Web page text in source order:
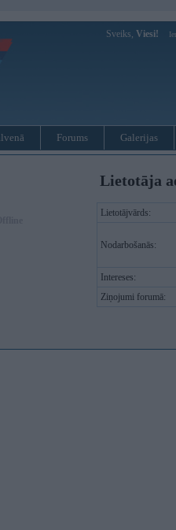
Sveiks, Viesi!
Forums Galerijas
Lietotāja
Lietotājvārds:
Nodarbošanās:
Intereses:
Ziņojumi forumā: